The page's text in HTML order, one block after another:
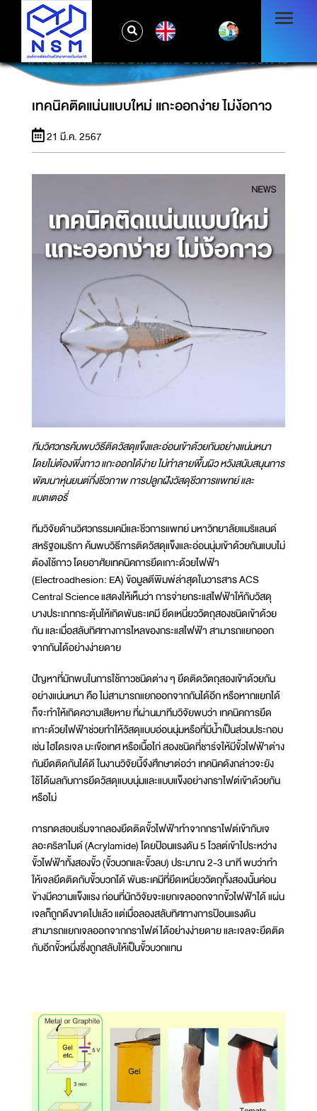
เทคนิคติดแน่นแบบใหม่ แกะออกง่าย ไม่ง้อกาว
เทคนิคติดแน่นแบบใหม่ แกะออกง่าย ไม่ง้อกาว
21 มี.ค. 2567
ทีมวิศวกรค้นพบวิธีติดวัสดุแข็งและอ่อนเข้าด้วยกันอย่างแน่นหนา
โดยไม่ต้องพึ่งกาว แกะออกได้ง่าย ไม่ทำลายพื้นผิว หวังสนับสนุนการ
พัฒนาหุ่นยนต์กึ่งชีวภาพ การปลูกฝังวัสดุชีวการแพทย์ และ
แบตเตอรี่
ทีมวิจัยด้านวิศวกรรมเคมีและชีวการแพทย์ มหาวิทยาลัยแมริแลนด์
สหรัฐอเมริกา ค้นพบวิธีการติดวัสดุแข็งและอ่อนนุ่มเข้าด้วยกันแบบไม่
ต้องใช้กาว โดยอาศัยเทคนิคการยึดเกาะด้วยไฟฟ้า
(Electroadhesion: EA) ข้อมูลตีพิมพ์ล่าสุดในวารสาร ACS
Central Science แสดงให้เห็นว่า การจ่ายกระแสไฟฟ้าให้กับวัสดุ
บางประเภทกระตุ้นให้เกิดพันธะเคมี ยึดเหนี่ยววัตถุสองชนิดเข้าด้วย
กัน และเมื่อสลับทิศทางการไหลของกระแสไฟฟ้า สามารถแยกออก
จากกันได้อย่างง่ายดาย
ปัญหาที่มักพบในการใช้กาวชนิดต่าง ๆ ยึดติดวัตถุสองเข้าด้วยกัน
อย่างแน่นหนา คือ ไม่สามารถแยกออกจากกันได้อีก หรือหากแยกได้
ก็จะทำให้เกิดความเสียหาย ที่ผ่านมาทีมวิจัยพบว่า เทคนิคการยึด
เกาะด้วยไฟฟ้าช่วยทำให้วัสดุแบบอ่อนนุ่มหรือที่มีน้ำเป็นส่วนประกอบ
เช่น ไฮโดรเจล มะเขือเทศ หรือเนื้อไก่ สองชนิดที่ชาร์จให้มีขั้วไฟฟ้าต่าง
กันยึดติดกันได้ดี ในงานวิจัยนี้จึงศึกษาต่อว่า เทคนิคดังกล่าวจะยัง
ใช้ได้ผลกับการยึดวัสดุแบบนุ่มและแบบแข็งอย่างกราไฟต์เข้าด้วยกัน
หรือไม่
การทดสอบเริ่มจากลองยึดติดขั้วไฟฟ้าทำจากกราไฟต์เข้ากับเจ
ลอะคริลาไมด์ (Acrylamide) โดยป้อนแรงดัน 5 โวลต์เข้าไประหว่าง
ขั้วไฟฟ้าทั้งสองขั้ว (ขั้วบวกและขั้วลบ) ประมาณ 2-3 นาที พบว่าทำ
ให้เจลยึดติดกับขั้วบวกได้ พันธะเคมีที่ยึดเหนี่ยววัตถุทั้งสองนั้นค่อน
ข้างมีความแข็งแรง ก่อนที่นักวิจัยจะแยกเจลออกจากขั้วไฟฟ้าได้ แผ่น
เจลก็ถูกดึงขาดไปแล้ว แต่เมื่อลองสลับทิศทางการป้อนแรงดัน
สามารถแยกเจลออกจากกราไฟต์ได้อย่างง่ายดาย และเจลจะยึดติด
กับอีกขั้วหนึ่งซึ่งถูกสลับให้เป็นขั้วบวกแทน